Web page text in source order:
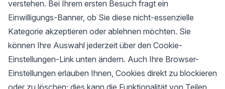
verstehen. Bei Ihrem ersten Besuch fragt ein
Einwilligungs-Banner, ob Sie diese nicht-essenzielle
Kategorie akzeptieren oder ablehnen möchten. Sie
können Ihre Auswahl jederzeit über den Cookie-
Einstellungen-Link unten ändern. Auch Ihre Browser-
Einstellungen erlauben Ihnen, Cookies direkt zu blockieren
oder zu löschen; dies kann die Funktionalität von Teilen